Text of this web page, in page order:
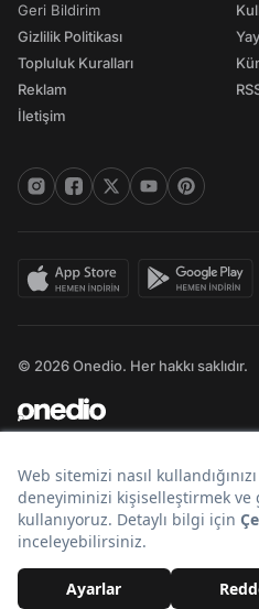
Geri Bildirim
Gizlilik Politikası
Topluluk Kuralları
Reklam
İletişim
© 2026 Onedio. Her hakkı saklıdır.
Bir